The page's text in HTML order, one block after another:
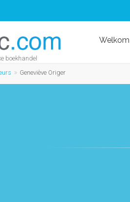
boekhandel
Welkom
Geneviève Origer